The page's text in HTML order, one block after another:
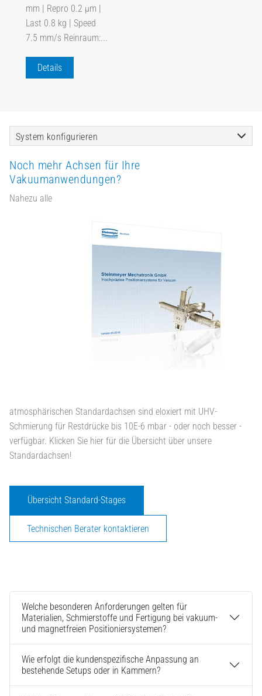
mm | Repro 0.2 µm |
Last 0.8 kg | Speed
7.5 mm/s Reinraum:...
Details
System konfigurieren
Noch mehr Achsen für Ihre
Vakuumanwendungen?
Nahezu alle
atmosphärischen Standardachsen sind eloxiert mit UHV-
Schmierung für Restdrücke bis 10E-6 mbar - oder noch besser -
verfügbar. Klicken Sie hier für die Übersicht über unsere
Standardachsen!
Übersicht Standard-Stages
Technischen Berater kontaktieren
Welche besonderen Anforderungen gelten für
Materialien, Schmierstoffe und Fertigung bei vakuum-
und magnetfreien Positioniersystemen?
Wie erfolgt die kundenspezifische Anpassung an
bestehende Setups oder in Kammern?